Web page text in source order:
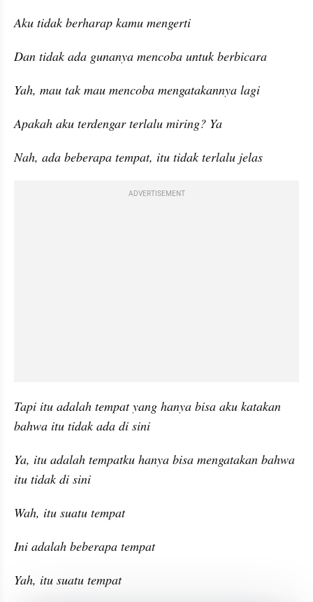
Aku tidak berharap kamu mengerti
Dan tidak ada gunanya mencoba untuk berbicara
Yah, mau tak mau mencoba mengatakannya lagi
Apakah aku terdengar terlalu miring? Ya
Nah, ada beberapa tempat, itu tidak terlalu jelas
ADVERTISEMENT
Tapi itu adalah tempat yang hanya bisa aku katakan
bahwa itu tidak ada di sini
Ya, itu adalah tempatku hanya bisa mengatakan bahwa
itu tidak di sini
Wah, itu suatu tempat
Ini adalah beberapa tempat
Yah, itu suatu tempat